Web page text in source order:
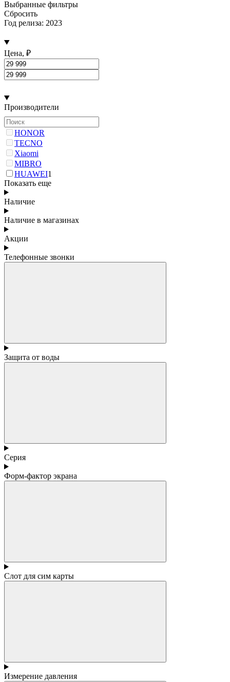
Выбранные фильтры
Сбросить
Год релиза: 2023
Цена, ₽
Производители
HONOR
TECNO
Xiaomi
MIBRO
HUAWEI1
Показать еще
Наличие
Наличие в магазинах
Акции
Телефонные звонки
Защита от воды
Серия
Форм-фактор экрана
Слот для сим карты
Измерение давления